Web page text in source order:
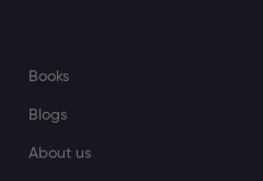
Books
Blogs
About us